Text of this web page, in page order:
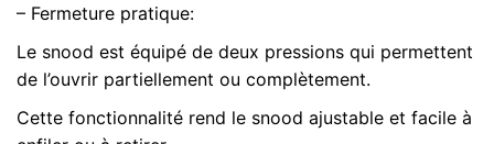
– Fermeture pratique:
Le snood est équipé de deux pressions qui permettent
de l’ouvrir partiellement ou complètement.
Cette fonctionnalité rend le snood ajustable et facile à